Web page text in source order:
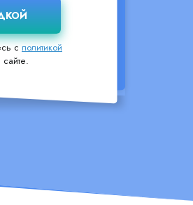
сполитикой
сайте.